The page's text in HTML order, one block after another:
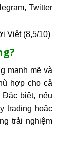
Twitter
Việt (8,5/10)
mạnh mẽ và
hợp cho cả
biệt, nếu
trading hoặc
trải nghiệm